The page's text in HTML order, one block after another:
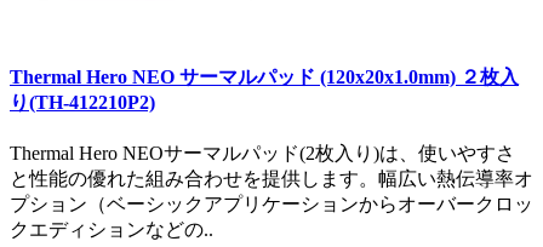
Thermal Hero NEO サーマルパッド (120x20x1.0mm) ２枚入
り(TH-412210P2)
Thermal Hero NEOサーマルパッド(2枚入り)は、使いやすさ
と性能の優れた組み合わせを提供します。幅広い熱伝導率オ
プション（ベーシックアプリケーションからオーバークロッ
クエディションなどの..